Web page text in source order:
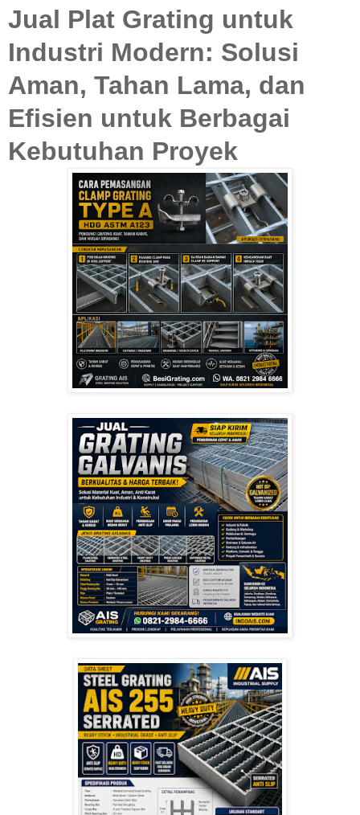
Jual Plat Grating untuk
Industri Modern: Solusi
Aman, Tahan Lama, dan
Efisien untuk Berbagai
Kebutuhan Proyek